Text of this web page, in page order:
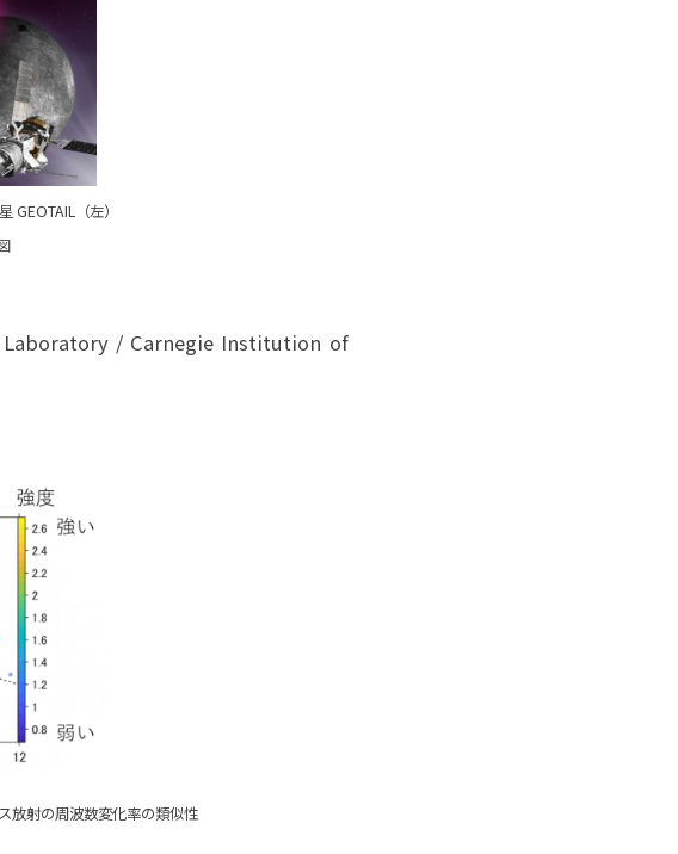
GEOTAIL（左）
/ Carnegie Institution of
放射の周波数変化率の類似性